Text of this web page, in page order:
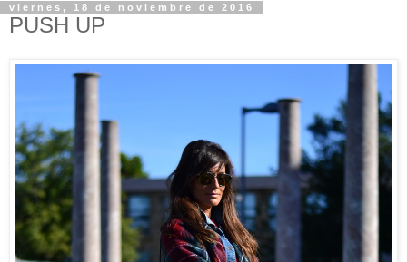
viernes, 18 de noviembre de 2016
PUSH UP